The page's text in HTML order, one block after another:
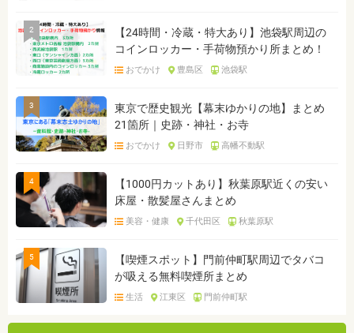
2
【24時間・冷蔵・特大あり】池袋駅周辺の
コインロッカー・手荷物預かり所まとめ！
おでかけ 豊島区 池袋駅
3
東京で歴史観光【幕末ゆかりの地】まとめ
21箇所｜史跡・神社・お寺
おでかけ 日野市 高幡不動駅
4
【1000円カットあり】秋葉原駅近くの安い
床屋・散髪屋さんまとめ
美容・健康 千代田区 秋葉原駅
5
【喫煙スポット】門前仲町駅周辺でタバコ
が吸える無料喫煙所まとめ
生活 江東区 門前仲町駅